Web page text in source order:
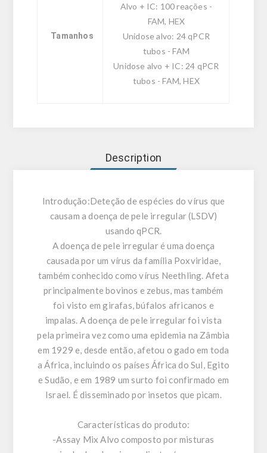
Tamanhos
Alvo + IC: 100 reações -
FAM, HEX
Unidose alvo: 24 qPCR
tubos - FAM
Unidose alvo + IC: 24 qPCR
tubos - FAM, HEX
Description
Introdução:Deteção de espécies do vírus que
causam a doença de pele irregular (LSDV)
usando qPCR.
A doença de pele irregular é uma doença
causada por um vírus da família Poxviridae,
também conhecido como vírus Neethling. Afeta
principalmente bovinos e zebus, mas também
foi visto em girafas, búfalos africanos e
impalas. A doença de pele irregular foi vista
pela primeira vez como uma epidemia na Zâmbia
em 1929 e, desde então, afetou o gado em toda
a África, incluindo os países África do Sul, Egito
e Sudão, e em 1989 um surto foi confirmado em
Israel. É disseminado por insetos que picam.
Características do produto:
-Assay Mix Alvo composto por misturas